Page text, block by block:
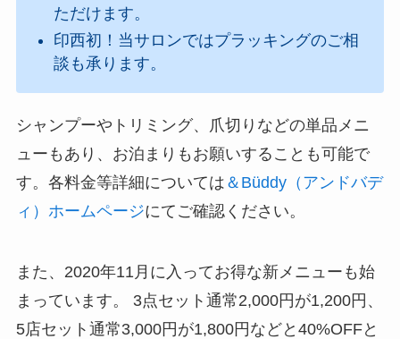
ただけます。
印西初！当サロンではプラッキングのご相
談も承ります。
シャンプーやトリミング、爪切りなどの単品メニ
ューもあり、お泊まりもお願いすることも可能で
す。各料金等詳細については ＆Büddy（アンドバデ
ィ）ホームページにてご確認ください。
また、2020年11月に入ってお得な新メニューも始
まっています。 3点セット通常2,000円が1,200円、
5店セット通常3,000円が1,800円などと40%OFFと